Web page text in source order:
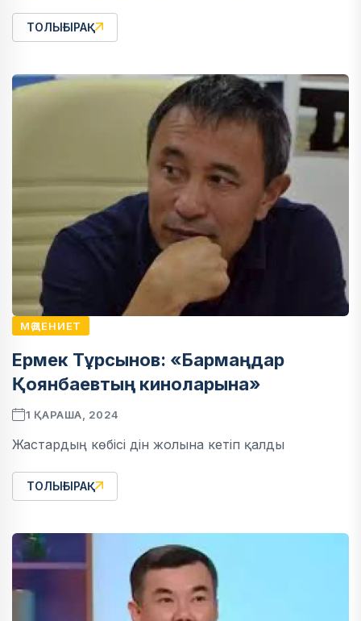
ТОЛЫҒЫРАҚ
МӘДЕНИЕТ
Ермек Тұрсынов: «Бармаңдар
Қоянбаевтың киноларына»
1 ҚАРАША, 2024
Жастардың көбісі дін жолына кетіп қалды
ТОЛЫҒЫРАҚ